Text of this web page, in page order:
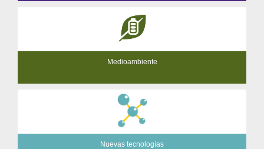
Medioambiente
Nuevas tecnologías